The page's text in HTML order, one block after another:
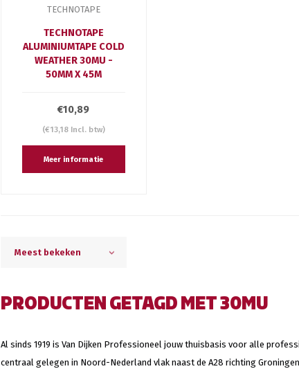
TECHNOTAPE
TECHNOTAPE
ALUMINIUMTAPE COLD
WEATHER 30MU -
50MM X 45M
€10,89
(€13,18 Incl. btw)
Meer informatie
Meest bekeken
PRODUCTEN GETAGD MET 30MU
Al sinds 1919 is Van Dijken Professioneel jouw thuisbasis voor alle
centraal gelegen in Noord-Nederland vlak naast de A28 richting